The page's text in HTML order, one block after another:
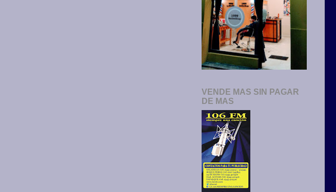
VENDE MAS SIN PAGAR
DE MAS